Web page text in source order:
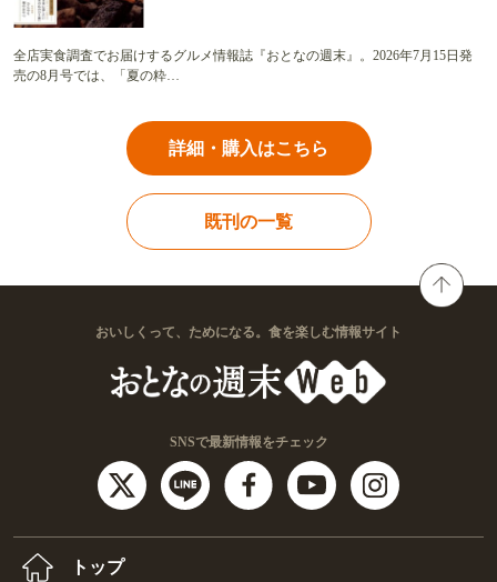
全店実食調査でお届けするグルメ情報誌『おとなの週末』。2026年7月15日発
売の8月号では、「夏の粋…
詳細・購入はこちら
既刊の一覧
おいしくって、ためになる。食を楽しむ情報サイト
SNSで最新情報をチェック
トップ